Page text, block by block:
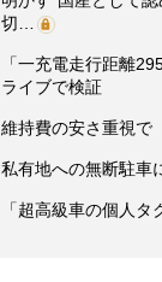
切…
「一充電走行距離
ライブで検証
維持費の安さ重視
私有地への無断駐車
「超高級車の個人